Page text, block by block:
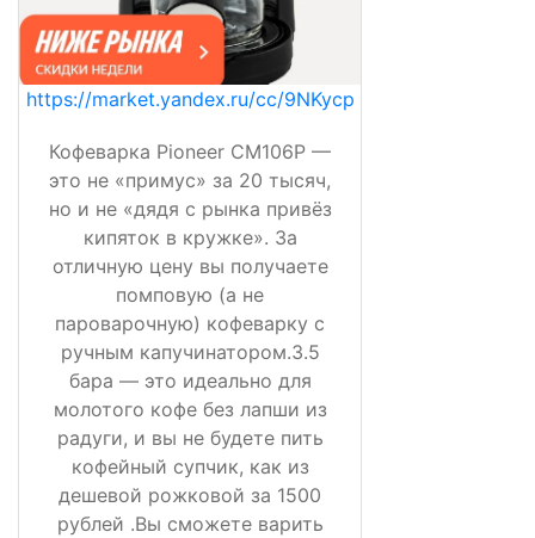
https://market.yandex.ru/cc/9NKycp
Кофеварка Pioneer CM106P —
это не «примус» за 20 тысяч,
но и не «дядя с рынка привёз
кипяток в кружке». За
отличную цену вы получаете
помповую (а не
пароварочную) кофеварку с
ручным капучинатором.3.5
бара — это идеально для
молотого кофе без лапши из
радуги, и вы не будете пить
кофейный супчик, как из
дешевой рожковой за 1500
рублей .Вы сможете варить